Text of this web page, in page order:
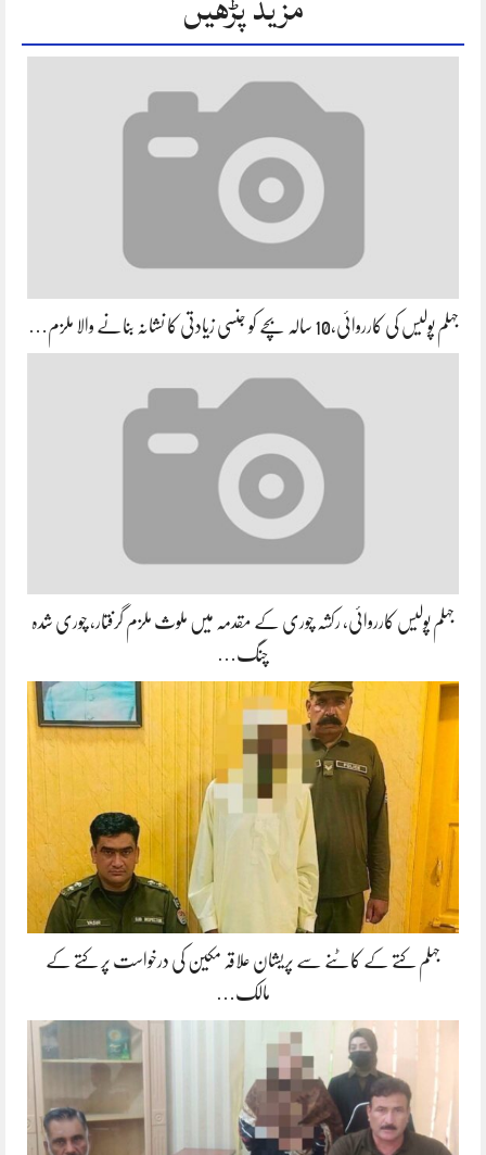
جہلم پولیس کی کارروائی،10 سالہ بچے کو جنسی زیادتی کا نشانہ بنانے والا ملزم…
جہلم پولیس کارروائی، رکشہ چوری کے مقدمہ میں ملوث ملزم گرفتار، چوری شدہ
چنگ…
جہلم کتے کے کاٹنے سے پریشان علاقہ مکین کی درخواست پر کتے کے
مالک…